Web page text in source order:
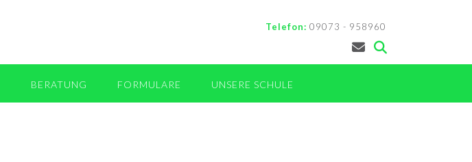
Telefon: 09073 - 958960
BERATUNG FORMULARE UNSERE SCHULE